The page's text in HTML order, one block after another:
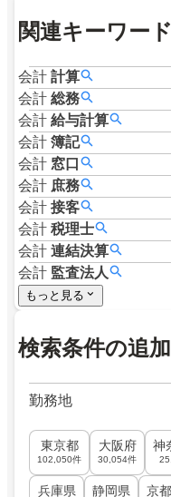
関連キーワード
会計 計算
会計 総務
会計 給与計算
会計 簿記
会計 窓口
会計 庶務
会計 接客
会計 税理士
会計 連結決算
会計 監査法人
もっと見る
検索条件の追加
勤務地
東京都
102,050件
大阪府
30,054件
神
兵庫県 静岡県 京